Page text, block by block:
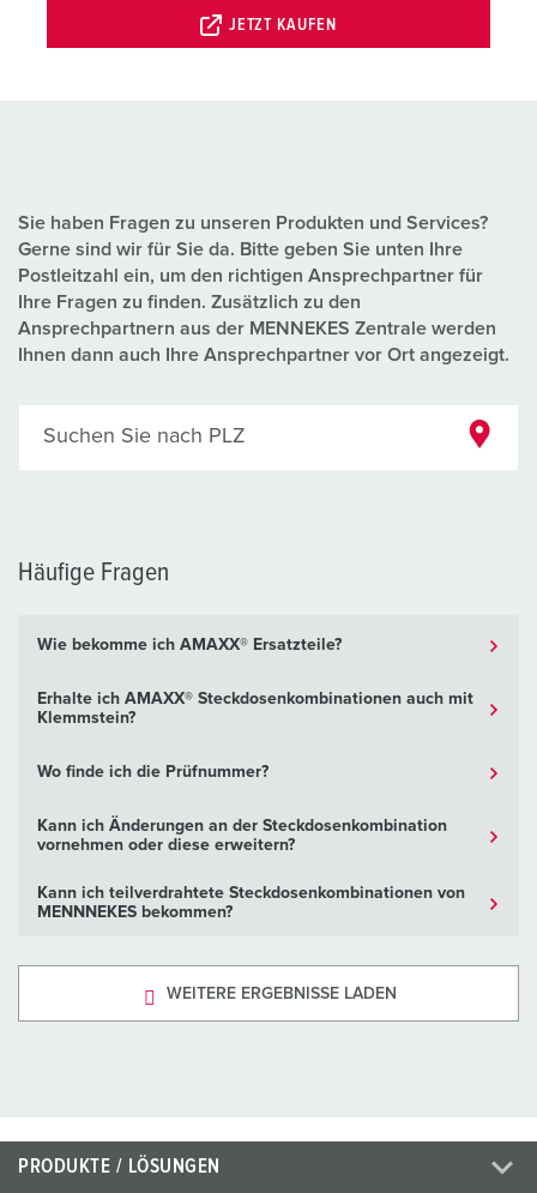
JETZT KAUFEN
Sie haben Fragen zu unseren Produkten und Services?
Gerne sind wir für Sie da. Bitte geben Sie unten Ihre
Postleitzahl ein, um den richtigen Ansprechpartner für
Ihre Fragen zu finden. Zusätzlich zu den
Ansprechpartnern aus der MENNEKES Zentrale werden
Ihnen dann auch Ihre Ansprechpartner vor Ort angezeigt.
Suchen Sie nach PLZ
Häufige Fragen
Wie bekomme ich AMAXX® Ersatzteile?
Erhalte ich AMAXX® Steckdosenkombinationen auch mit
Klemmstein?
Wo finde ich die Prüfnummer?
Kann ich Änderungen an der Steckdosenkombination
vornehmen oder diese erweitern?
Kann ich teilverdrahtete Steckdosenkombinationen von
MENNNEKES bekommen?
WEITERE ERGEBNISSE LADEN
PRODUKTE / LÖSUNGEN